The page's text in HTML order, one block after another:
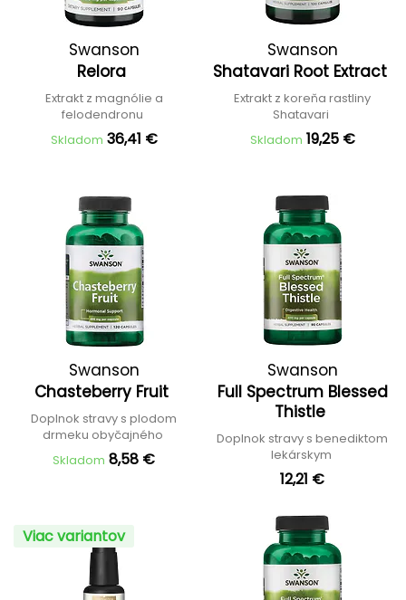
Swanson
Relora
Extrakt z magnólie a
felodendronu
Skladom 36,41 €
Swanson
Shatavari Root Extract
Extrakt z koreňa rastliny
Shatavari
Skladom 19,25 €
Swanson
Chasteberry Fruit
Doplnok stravy s plodom
drmeku obyčajného
Skladom 8,58 €
Swanson
Full Spectrum Blessed
Thistle
Doplnok stravy s benediktom
lekárskym
12,21 €
Viac variantov